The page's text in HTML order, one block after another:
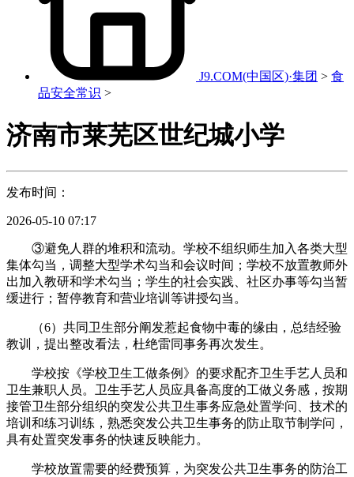
J9.COM(中国区)·集团 > 食
品安全常识 >
济南市莱芜区世纪城小学
发布时间：
2026-05-10 07:17
③避免人群的堆积和流动。学校不组织师生加入各类大型
集体勾当，调整大型学术勾当和会议时间；学校不放置教师外
出加入教研和学术勾当；学生的社会实践、社区办事等勾当暂
缓进行；暂停教育和营业培训等讲授勾当。
（6）共同卫生部分阐发惹起食物中毒的缘由，总结经验
教训，提出整改看法，杜绝雷同事务再次发生。
学校按《学校卫生工做条例》的要求配齐卫生手艺人员和
卫生兼职人员。卫生手艺人员应具备高度的工做义务感，按期
接管卫生部分组织的突发公共卫生事务应急处置学问、技术的
培训和练习训练，熟悉突发公共卫生事务的防止取节制学问，
具有处置突发事务的快速反映能力。
学校放置需要的经费预算，为突发公共卫生事务的防治工